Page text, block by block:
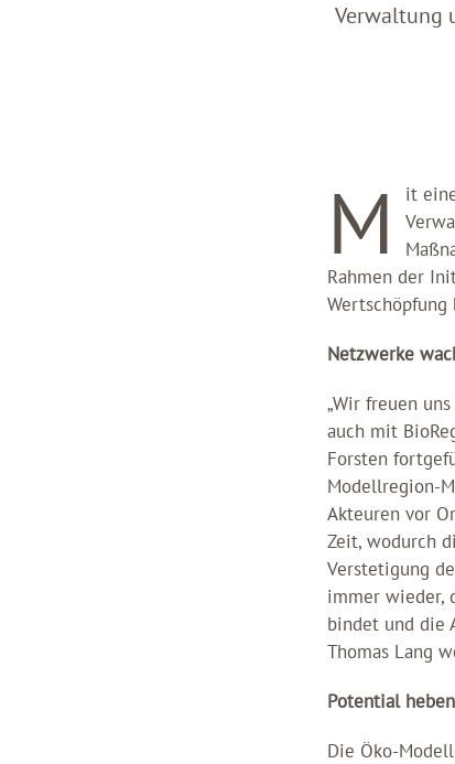
Verwaltung
M
it
Rahmen der
Netzwerke
„Wir freuen
auch mit
Forsten
Modellregion-
Akteuren vor
Zeit, wodurch
Verstetigung
immer wieder,
bindet und die
Thomas Lang
Potential heben
Die Öko-